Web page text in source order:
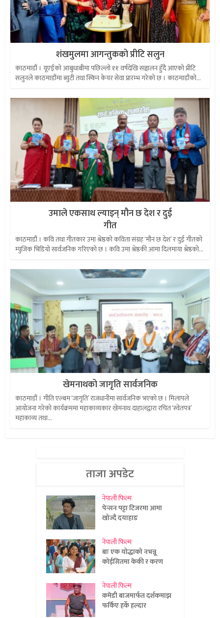
शंखमुलमा आगन्तुकको प्रीटि सलुन
काठमाडौं । यूएईको आबुधाबीमा पछिल्लो ११ वर्षदेखि सञ्चालन हुँदै आएको प्रीटि
सलुनले काठमाडौंमा ब्युटी तथा स्किन केयर सेवा प्रारम्भ गरेको छ । काठमाडौंको...
उमाले एकसाथ ल्याइन् मौन छ देश र दुई
गीत
काठमाडौं । कवि तथा गीतकार उमा श्रेष्ठको कविता संग्रह ‘मौन छ देश’ र दुई गीतको
म्युजिक भिडियो सार्वजनिक गरिएको छ । कवि उमा श्रेष्ठकी आमा दिलमाया श्रेष्ठको...
खेमनाथको जागृति सार्वजनिक
काठमाडौं । गीति एल्बम ‘जागृति’ राजधानीमा सार्वजनिक भएको छ । मिलापले
आयोजना गरेको कार्यक्रममा महाकाव्यकार खेमनाथ दाहालद्वारा रचित ‘स्वेतपत्र’
महाकाव्य तथा...
ताजा अपडेट
नेपाली फिल्म
पेन्सन पट्टा टिजरमा आमा
खोज्दै दयाहाङ
नेपाली फिल्म
बाः एक योद्धाको नभन्नू
कोईसितमा केकी र करण
नेपाली फिल्म
कमेडी बाजमार्फत दर्शकमाझ
फर्किए हर्के हल्दार